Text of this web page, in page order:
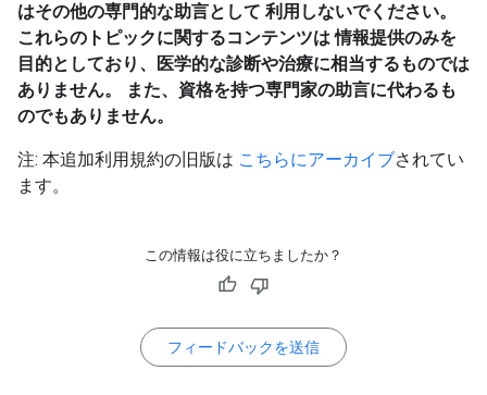
はその他の専門的な助言として 利用しないでください。
これらのトピックに関するコンテンツは 情報提供のみを
目的としており、医学的な診断や治療に相当するものでは
ありません。 また、資格を持つ専門家の助言に代わるも
のでもありません。
注: 本追加利用規約の旧版は こちらにアーカイブされてい
ます。
この情報は役に立ちましたか？
フィードバックを送信